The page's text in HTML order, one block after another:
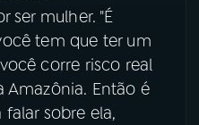
ser mulher. "É
tem que ter um
corre risco real
Amazônia. Então é
sobre ela,